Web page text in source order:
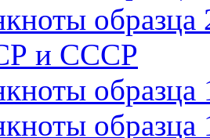
образца
и СССР
образца